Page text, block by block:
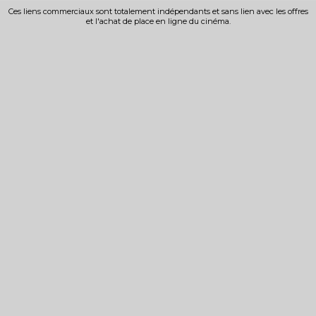
Ces liens commerciaux sont totalement indépendants et sans lien avec les offres
et l'achat de place en ligne du cinéma.